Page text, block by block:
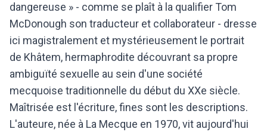
dangereuse » - comme se plaît à la qualifier Tom
McDonough son traducteur et collaborateur - dresse
ici magistralement et mystérieusement le portrait
de Khâtem, hermaphrodite découvrant sa propre
ambiguïté sexuelle au sein d'une société
mecquoise traditionnelle du début du XXe siècle.
Maîtrisée est l'écriture, fines sont les descriptions.
L'auteure, née à La Mecque en 1970, vit aujourd'hui